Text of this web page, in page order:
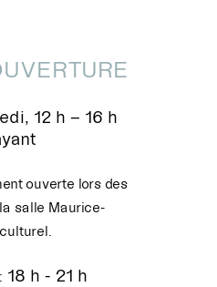
12 h – 16 h
ouverte lors des
salle Maurice-
18 h - 21 h